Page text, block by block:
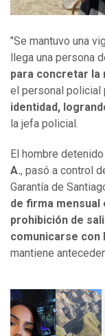
"Se mantuvo una
llega una persona
para concretar la
el personal policial
identidad,
la jefa policial.
El hombre detenido
A., pasó a control
Garantía de
de firma mensual
prohibición de
comunicarse con
mantiene